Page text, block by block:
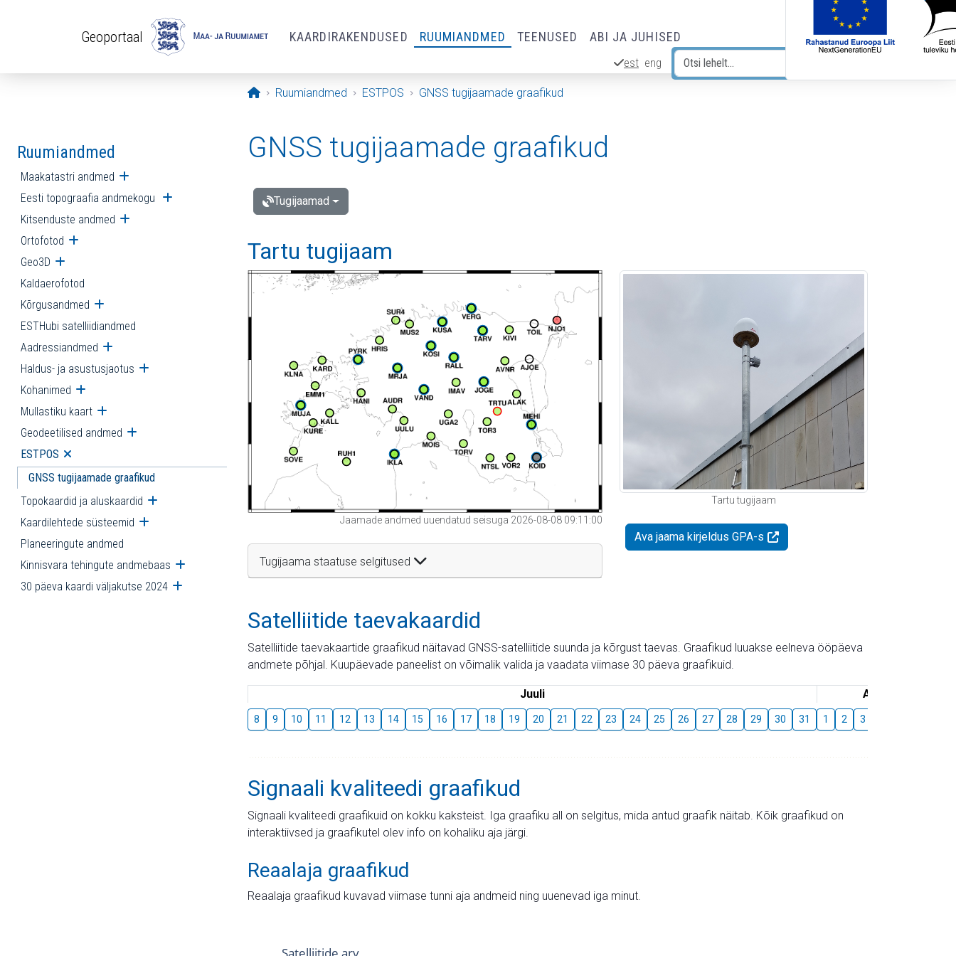
Geoportaal KAARDIRAKENDUSED RUUMIANDMED TEENUSED ABI JA JUHISED
est eng
Avaleht
Ruumiandmed ESTPOS GNSS tugijaamade graafikud
Ruumiandmed
Maakatastri andmed Ava alammenüü
Eesti topograafia andmekogu Ava alammenüü
Kitsenduste andmed Ava alammenüü
Ortofotod Ava alammenüü
Geo3D Ava alammenüü
Kaldaerofotod
Kõrgusandmed Ava alammenüü
ESTHubi satelliidiandmed
Aadressiandmed Ava alammenüü
Haldus- ja asustusjaotus Ava alammenüü
Kohanimed Ava alammenüü
Mullastiku kaart Ava alammenüü
Geodeetilised andmed Ava alammenüü
ESTPOS Ava alammenüü
GNSS tugijaamade graafikud
Topokaardid ja aluskaardid Ava alammenüü
Kaardilehtede süsteemid Ava alammenüü
Planeeringute andmed
Kinnisvara tehingute andmebaas Ava alammenüü
30 päeva kaardi väljakutse 2024 Ava alammenüü
GNSS tugijaamade graafikud
Tugijaamad
Tartu tugijaam
Jaamade andmed uuendatud seisuga 2026-08-08 09:11:00
Tugijaama staatuse selgitused
Tartu tugijaam
Ava jaama kirjeldus GPA-s
Satelliitide taevakaardid
Satelliitide taevakaartide graafikud näitavad GNSS-satelliitide suunda ja kõrgust taevas. Graafikud luuakse eelneva ööpäeva
andmete põhjal. Kuupäevade paneelist on võimalik valida ja vaadata viimase 30 päeva graafikuid.
Juuli August
8 9 10 11 12 13 14 15 16 17 18 19 20 21 22 23 24 25 26 27 28 29 30 31 1 2 3
Signaali kvaliteedi graafikud
Signaali kvaliteedi graafikuid on kokku kaksteist. Iga graafiku all on selgitus, mida antud graafik näitab. Kõik graafikud on
interaktiivsed ja graafikutel olev info on kohaliku aja järgi.
Reaalaja graafikud
Reaalaja graafikud kuvavad viimase tunni aja andmeid ning uuenevad iga minut.